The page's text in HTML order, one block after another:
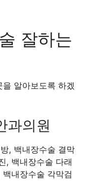
잘하는
알아보도록 하겠
과의원
, 백내장수술 결막
, 백내장수술 다래
내장수술 각막검